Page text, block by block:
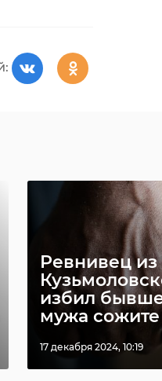
Ревнивец из
избил
мужа сожите
17 декабря 2024, 10:19
Рецидивист
Приозерска
ограбил